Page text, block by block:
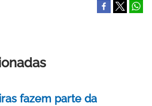
fazem parte da